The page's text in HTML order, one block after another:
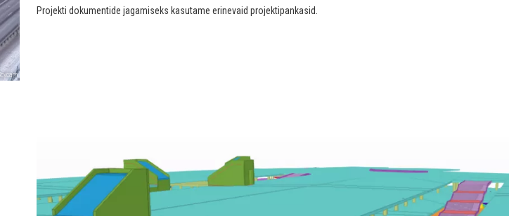
Projekti dokumentide jagamiseks kasutame erinevaid projektipankasid.